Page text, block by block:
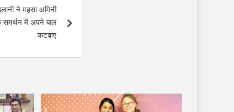
ने महसा अमिनी
समर्थन में अपने बाल
कटवाए